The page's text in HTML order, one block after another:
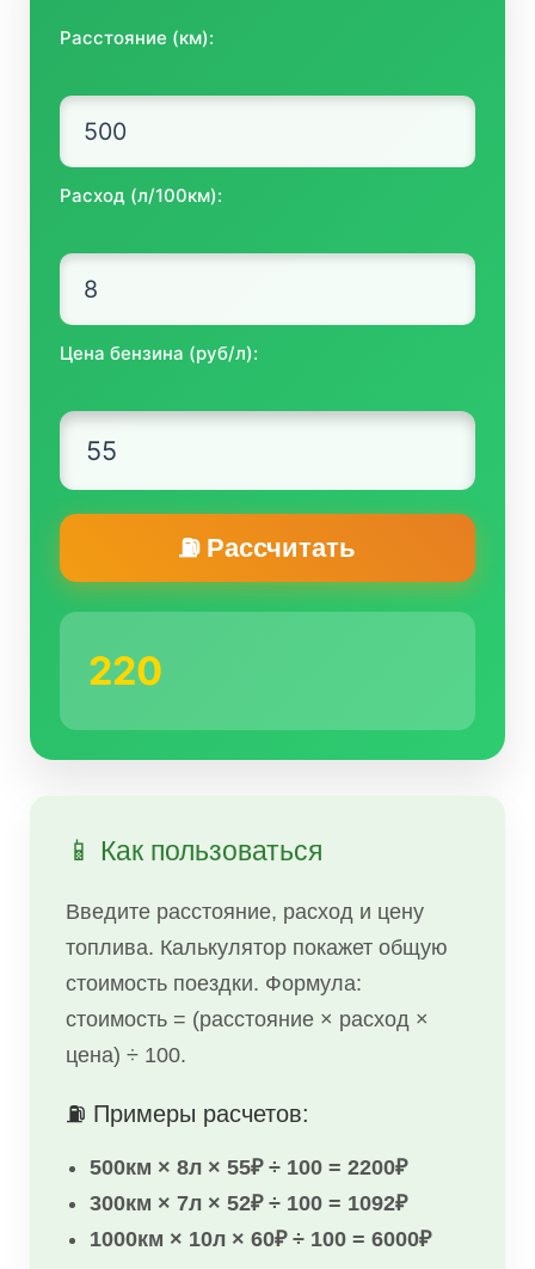
Расстояние (км):
Расход (л/100км):
Цена бензина (руб/л):
⛽ Рассчитать
220
📱 Как пользоваться
Введите расстояние, расход и цену
топлива. Калькулятор покажет общую
стоимость поездки. Формула:
стоимость = (расстояние × расход ×
цена) ÷ 100.
⛽ Примеры расчетов:
500км × 8л × 55₽ ÷ 100 = 2200₽
300км × 7л × 52₽ ÷ 100 = 1092₽
1000км × 10л × 60₽ ÷ 100 = 6000₽